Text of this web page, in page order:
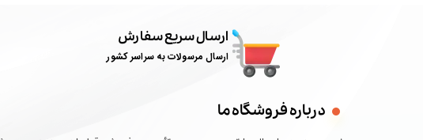
ارسال سریع سفارش
ارسال مرسولات به سراسر کشور
درباره فروشگاه ما